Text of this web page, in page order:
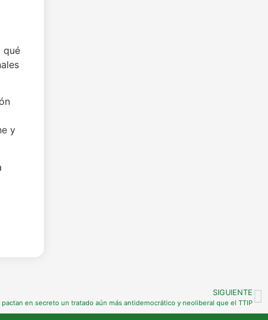
qué
y
SIGUIENTE
pactan en secreto un tratado aún más antidemocrático y neoliberal que el TTIP